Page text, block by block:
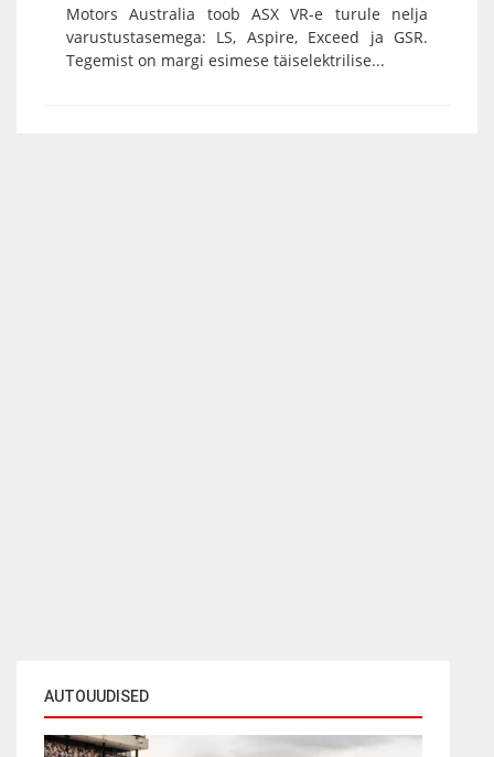
AUTOUUDISED
Motors Australia toob ASX VR-e turule nelja
varustustasemega: LS, Aspire, Exceed ja GSR.
Tegemist on margi esimese täiselektrilise...